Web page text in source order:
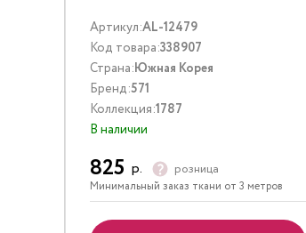
Артикул:AL-12479
Код товара:338907
Страна:Южная Корея
Бренд:571
Коллекция:1787
В наличии
825 р. розница
Минимальный заказ ткани от 3 метров